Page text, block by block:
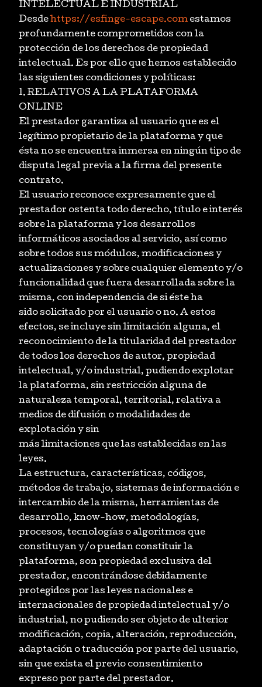
INTELECTUAL E INDUSTRIAL
Desdehttps://esfinge-escape.com estamos
profundamente comprometidos con la
protección de los derechos de propiedad
intelectual. Es por ello que hemos establecido
las siguientes condiciones y políticas:
1. RELATIVOS A LA PLATAFORMA
ONLINE
El prestador garantiza al usuario que es el
legítimo propietario de la plataforma y que
ésta no se encuentra inmersa en ningún tipo de
disputa legal previa a la firma del presente
contrato.
El usuario reconoce expresamente que el
prestador ostenta todo derecho, título e interés
sobre la plataforma y los desarrollos
informáticos asociados al servicio, así como
sobre todos sus módulos, modificaciones y
actualizaciones y sobre cualquier elemento y/o
funcionalidad que fuera desarrollada sobre la
misma, con independencia de si éste ha
sido solicitado por el usuario o no. A estos
efectos, se incluye sin limitación alguna, el
reconocimiento de la titularidad del prestador
de todos los derechos de autor, propiedad
intelectual, y/o industrial, pudiendo explotar
la plataforma, sin restricción alguna de
naturaleza temporal, territorial, relativa a
medios de difusión o modalidades de
explotación y sin
más limitaciones que las establecidas en las
leyes.
La estructura, características, códigos,
métodos de trabajo, sistemas de información e
intercambio de la misma, herramientas de
desarrollo, know-how, metodologías,
procesos, tecnologías o algoritmos que
constituyan y/o puedan constituir la
plataforma, son propiedad exclusiva del
prestador, encontrándose debidamente
protegidos por las leyes nacionales e
internacionales de propiedad intelectual y/o
industrial, no pudiendo ser objeto de ulterior
modificación, copia, alteración, reproducción,
adaptación o traducción por parte del usuario,
sin que exista el previo consentimiento
expreso por parte del prestador.